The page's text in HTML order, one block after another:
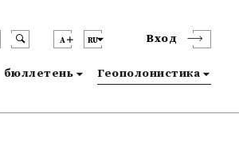
A RU Вход
бюллетень Геополонистика